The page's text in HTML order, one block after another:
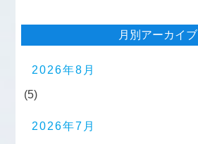
月別アーカイブ
2026年8月
(5)
2026年7月